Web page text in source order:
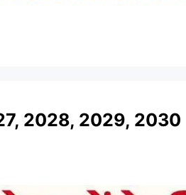
2028, 2029, 2030